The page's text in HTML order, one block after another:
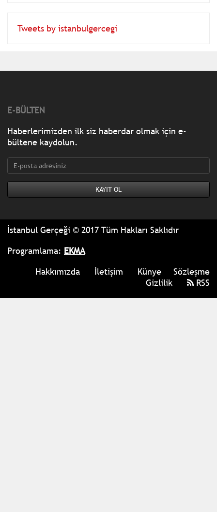
Tweets by istanbulgercegi
E-BÜLTEN
Haberlerimizden ilk siz haberdar olmak için e-
bültene kaydolun.
İstanbul Gerçeği © 2017 Tüm Hakları Saklıdır
Programlama: EKMA
Hakkımızda
İletişim Künye
Sözleşme
Gizlilik
RSS